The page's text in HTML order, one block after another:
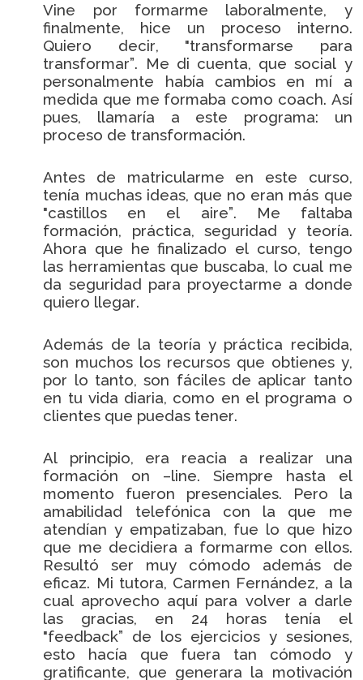
Vine por formarme laboralmente, y
finalmente, hice un proceso interno.
Quiero decir, "transformarse para
transformar”. Me di cuenta, que social y
personalmente había cambios en mí a
medida que me formaba como coach. Así
pues, llamaría a este programa: un
proceso de transformación.
Antes de matricularme en este curso,
tenía muchas ideas, que no eran más que
"castillos en el aire”. Me faltaba
formación, práctica, seguridad y teoría.
Ahora que he finalizado el curso, tengo
las herramientas que buscaba, lo cual me
da seguridad para proyectarme a donde
quiero llegar.
Además de la teoría y práctica recibida,
son muchos los recursos que obtienes y,
por lo tanto, son fáciles de aplicar tanto
en tu vida diaria, como en el programa o
clientes que puedas tener.
Al principio, era reacia a realizar una
formación on –line. Siempre hasta el
momento fueron presenciales. Pero la
amabilidad telefónica con la que me
atendían y empatizaban, fue lo que hizo
que me decidiera a formarme con ellos.
Resultó ser muy cómodo además de
eficaz. Mi tutora, Carmen Fernández, a la
cual aprovecho aquí para volver a darle
las gracias, en 24 horas tenía el
"feedback” de los ejercicios y sesiones,
esto hacía que fuera tan cómodo y
gratificante, que generara la motivación